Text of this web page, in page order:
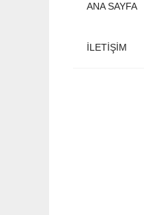
ANA SAYFA
İLETIŞIM